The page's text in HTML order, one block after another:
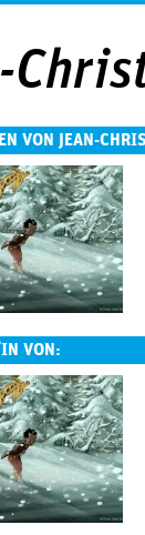
VON JEAN-
IN VON: